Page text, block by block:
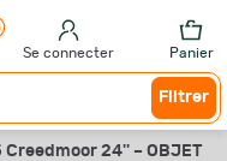
Se connecter Panier
Filtrer
Creedmoor 24'' – OBJET